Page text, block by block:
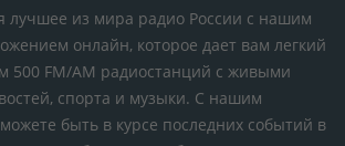
лучшее из мира радио России с нашим
онлайн, которое дает вам легкий
500 FM/AM радиостанций с живыми
спорта и музыки. С нашим
быть в курсе последних событий в